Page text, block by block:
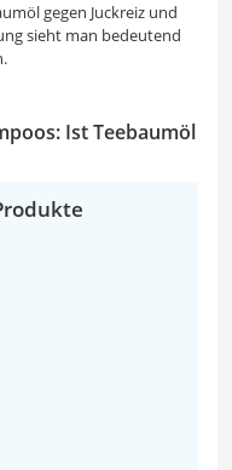
gegen Juckreiz und
sieht man bedeutend
Ist Teebaumöl